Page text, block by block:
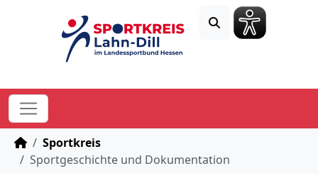
STARTSEITE
Sportkreis
Sportgeschichte und Dokumentation